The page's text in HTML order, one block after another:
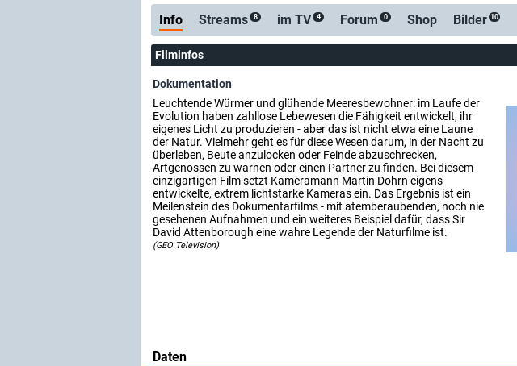
Info Streams 8 im TV 4 Forum 0 Shop Bilder 10
Filminfos
Dokumentation
Leuchtende Würmer und glühende Meeresbewohner: im Laufe der
Evolution haben zahllose Lebewesen die Fähigkeit entwickelt, ihr
eigenes Licht zu produzieren - aber das ist nicht etwa eine Laune
der Natur. Vielmehr geht es für diese Wesen darum, in der Nacht zu
überleben, Beute anzulocken oder Feinde abzuschrecken,
Artgenossen zu warnen oder einen Partner zu finden. Bei diesem
einzigartigen Film setzt Kameramann Martin Dohrn eigens
entwickelte, extrem lichtstarke Kameras ein. Das Ergebnis ist ein
Meilenstein des Dokumentarfilms - mit atemberaubenden, noch nie
gesehenen Aufnahmen und ein weiteres Beispiel dafür, dass Sir
David Attenborough eine wahre Legende der Naturfilme ist.
(GEO Television)
Daten